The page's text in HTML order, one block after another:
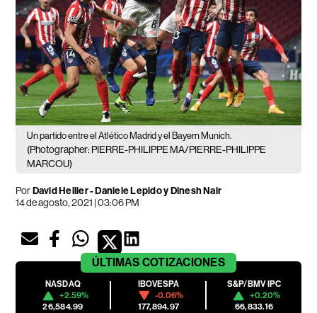
Un partido entre el Atlético Madrid y el Bayern Munich.
(Photographer: PIERRE-PHILIPPE MA/PIERRE-PHILIPPE
MARCOU)
PorDavid Hellier - Daniele Lepido y Dinesh Nair
14 de agosto, 2021 | 03:06 PM
ÚLTIMAS COTIZACIONES
NASDAQ
+2.59%
26,584.99
IBOVESPA
-0.06%
177,894.97
S&P/BMV IPC
+0.20%
66,833.16